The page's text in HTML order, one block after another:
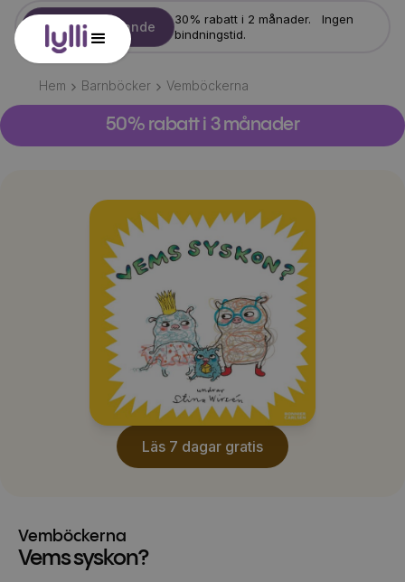
Starta erbjudande
30% rabatt i 2 månader. Ingen
bindningstid.
Hem Barnböcker Vemböckerna
50% rabatt i 3 månader
Läs 7 dagar gratis
Vemböckerna
Vems syskon?